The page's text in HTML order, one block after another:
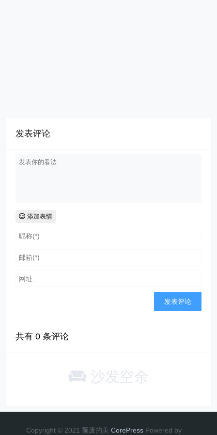
发表评论
添加表情
共有0 条评论
沙发空余
Copyright © 2021 颓废的美 CorePress Powered by